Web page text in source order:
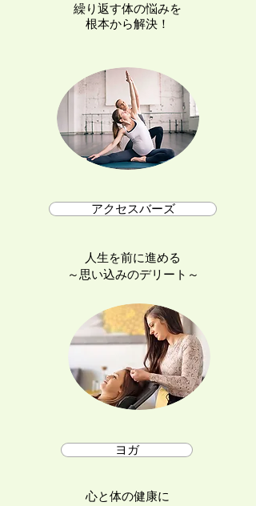
繰り返す体の悩みを
根本から解決！
アクセスバーズ
人生を前に進める
～思い込みのデリート～
ヨガ
心と体の健康に